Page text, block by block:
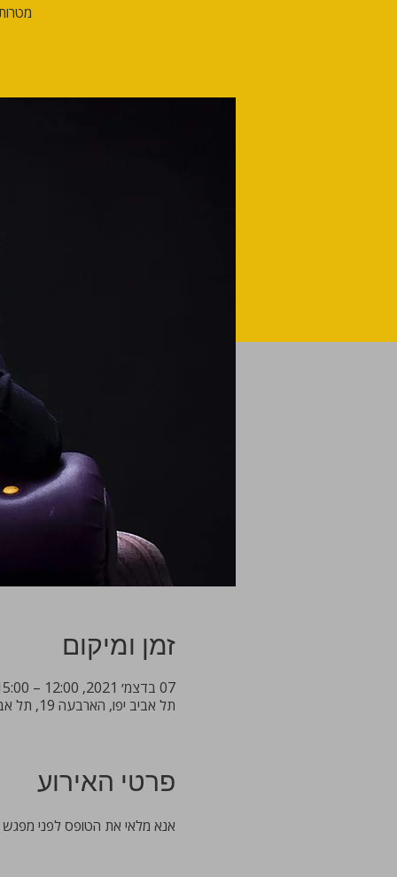
זמן ומיקום
07 בדצמ׳ 2021, 12:00 – 15:00
תל אביב יפו, הארבעה 19, תל אביב יפו, 6473919, ישראל
פרטי האירוע
אנא מלאי את הטופס לפני מפגש